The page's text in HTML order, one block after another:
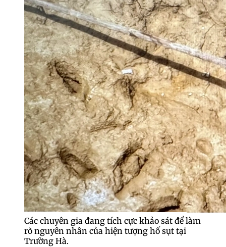
Các chuyên gia đang tích cực khảo sát để làm
rõ nguyên nhân của hiện tượng hố sụt tại
Trường Hà.